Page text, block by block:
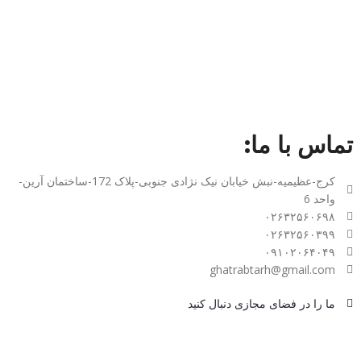
تماس با ما:
کرج-عظیمیه-نبش خیابان نیک نژادی جنوبی-پلاک 172-ساختمان آرین-
واحد 6
۰۲۶۳۲۵۶۰۶۹۸
۰۲۶۳۲۵۶۰۳۹۹
۰۹۱۰۲۰۶۴۰۴۹
ghatrabtarh@gmail.com
ما را در فضای مجازی دنبال کنید